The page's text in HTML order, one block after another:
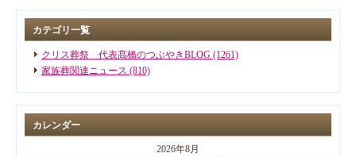
カテゴリ一覧
クリス葬祭 代表髙橋のつぶやきBLOG (1261)
家族葬関連ニュース (810)
カレンダー
2026年8月